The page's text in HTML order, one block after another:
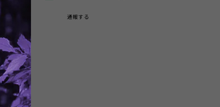
通報する